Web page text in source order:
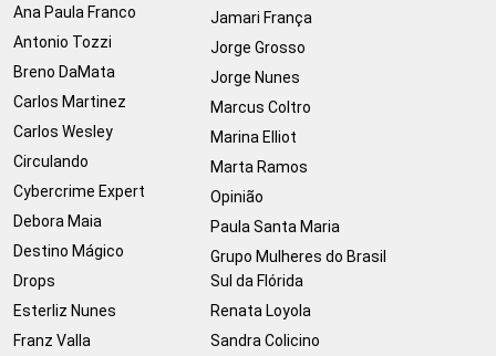
Ana Paula Franco
Antonio Tozzi
Breno DaMata
Carlos Martinez
Carlos Wesley
Circulando
Cybercrime Expert
Debora Maia
Destino Mágico
Drops
Esterliz Nunes
Franz Valla
Jamari França
Jorge Grosso
Jorge Nunes
Marcus Coltro
Marina Elliot
Marta Ramos
Opinião
Paula Santa Maria
Grupo Mulheres do Brasil
Sul da Flórida
Renata Loyola
Sandra Colicino